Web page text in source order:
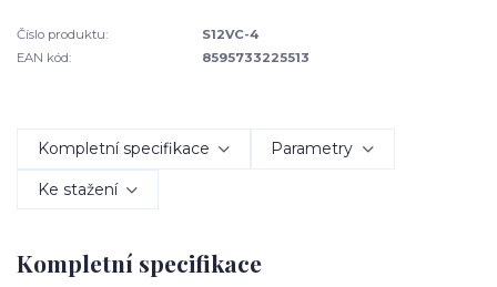
Číslo produktu:
S12VC-4
EAN kód:
8595733225513
Kompletní specifikace Parametry
Ke stažení
Kompletní specifikace